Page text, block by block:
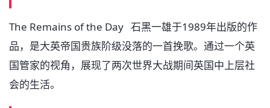
The Remains of the Day 石黑一雄于1989年出版的作
品，是大英帝国贵族阶级没落的一首挽歌。通过一个英
国管家的视角，展现了两次世界大战期间英国中上层社
会的生活。